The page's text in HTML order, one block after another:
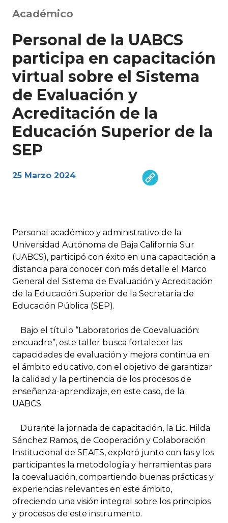
Académico
Personal de la UABCS
participa en capacitación
virtual sobre el Sistema
de Evaluación y
Acreditación de la
Educación Superior de la
SEP
25 Marzo 2024
Personal académico y administrativo de la
Universidad Autónoma de Baja California Sur
(UABCS), participó con éxito en una capacitación a
distancia para conocer con más detalle el Marco
General del Sistema de Evaluación y Acreditación
de la Educación Superior de la Secretaría de
Educación Pública (SEP).
Bajo el título “Laboratorios de Coevaluación:
encuadre”, este taller busca fortalecer las
capacidades de evaluación y mejora continua en
el ámbito educativo, con el objetivo de garantizar
la calidad y la pertinencia de los procesos de
enseñanza-aprendizaje, en este caso, de la
UABCS.
Durante la jornada de capacitación, la Lic. Hilda
Sánchez Ramos, de Cooperación y Colaboración
Institucional de SEAES, exploró junto con las y los
participantes la metodología y herramientas para
la coevaluación, compartiendo buenas prácticas y
experiencias relevantes en este ámbito,
ofreciendo una visión integral sobre los principios
y procesos de este instrumento.